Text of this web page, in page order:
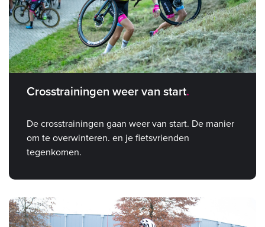
Crosstrainingen weer van start
De crosstrainingen gaan weer van start. De manier
om te overwinteren. en je fietsvrienden
tegenkomen.